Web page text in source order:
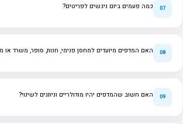
כמה פעמים ביום ניגשים לפריטים?
האם המדפים מיועדים למחסן פנימי, חנות, סופר, משרד או
האם חשוב שהמדפים יהיו מודולריים וניתנים לשינוי?